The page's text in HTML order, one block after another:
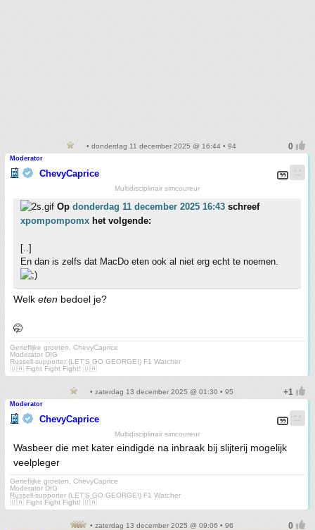
• donderdag 11 december 2025 @ 16:44 • 94
Moderator
ChevyCaprice
Multidisciplinair simcoureur
Op donderdag 11 december 2025 16:43 schreef
xpompompomx het volgende:
[..]
En dan is zelfs dat MacDo eten ook al niet erg echt te noemen.
Welk eten bedoel je?
🤭
Gerieflijke groeten, ChevyCaprice
Moderator DIG
Russell-supporter (LET'S GO GEORGE!) F1 Watcher
🇺🇦 Fight Fight Fight! 🇺🇦
• zaterdag 13 december 2025 @ 01:30 • 95
Moderator
ChevyCaprice
Multidisciplinair simcoureur
Wasbeer die met kater eindigde na inbraak bij slijterij mogelijk
veelpleger
Gerieflijke groeten, ChevyCaprice
Moderator DIG
Russell-supporter (LET'S GO GEORGE!) F1 Watcher
🇺🇦 Fight Fight Fight! 🇺🇦
• zaterdag 13 december 2025 @ 09:06 • 96